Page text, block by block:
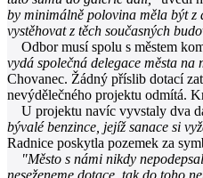
by minimálně polovina měla být z
vystěhovat z těch současných
Odbor musí spolu s městem
vydá společná delegace města
Chovanec. Žádný příslib dotací
nevýdělečného projektu odmítá.
U projektu navíc vyvstaly dva
bývalé benzince, jejíž sanace si
Radnice poskytla pozemek za
"Město s námi nikdy
neseženeme dotace, tak do toho